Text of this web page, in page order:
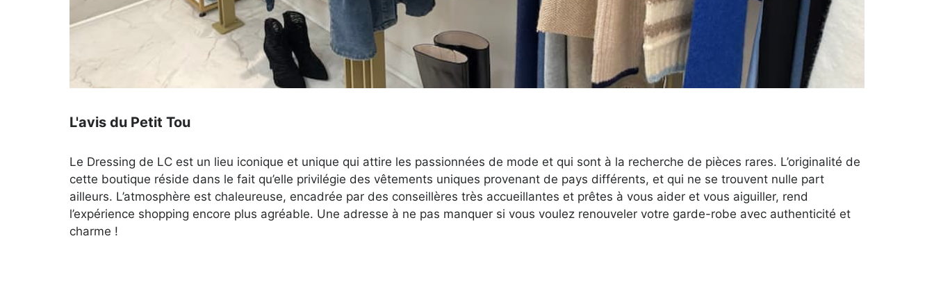
L'avis du Petit Tou
Le Dressing de LC est un lieu iconique et unique qui attire les passionnées de mode et qui sont à la recherche de pièces rares. L’originalité de
cette boutique réside dans le fait qu’elle privilégie des vêtements uniques provenant de pays différents, et qui ne se trouvent nulle part
ailleurs. L’atmosphère est chaleureuse, encadrée par des conseillères très accueillantes et prêtes à vous aider et vous aiguiller, rend
l’expérience shopping encore plus agréable. Une adresse à ne pas manquer si vous voulez renouveler votre garde-robe avec authenticité et
charme !